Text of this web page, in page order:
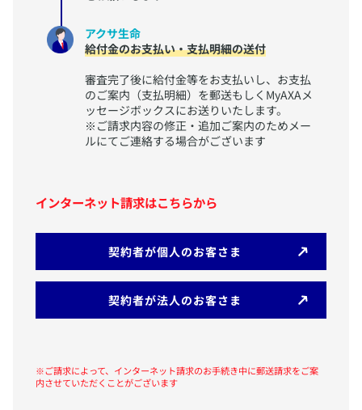
アクサ生命
給付金のお支払い・支払明細の送付
審査完了後に給付金等をお支払いし、お支払
のご案内（支払明細）を郵送もしくMyAXAメ
ッセージボックスにお送りいたします。
※ご請求内容の修正・追加ご案内のためメー
ルにてご連絡する場合がございます
インターネット請求はこちらから
​契約者が個人のお客さま
​契約者が法人のお客さま
※ご請求によって、インターネット請求のお手続き中に郵送請求をご案
内させていただくことがございます